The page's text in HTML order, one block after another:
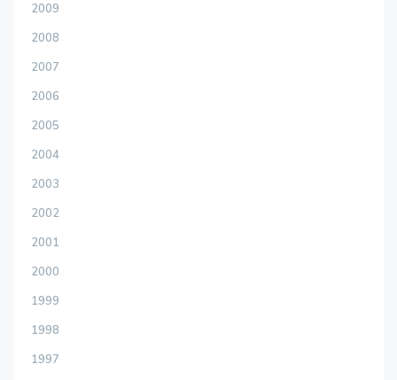
2009
2008
2007
2006
2005
2004
2003
2002
2001
2000
1999
1998
1997